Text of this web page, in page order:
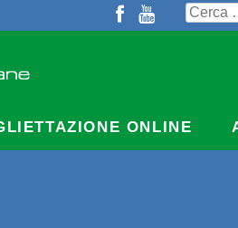
Ricerca
per:
ONLINE